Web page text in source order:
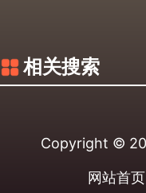
相关搜索
Copyright ©
网站首页